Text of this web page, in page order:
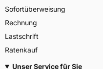
Sofortüberweisung
Rechnung
Lastschrift
Ratenkauf
Unser Service für Sie